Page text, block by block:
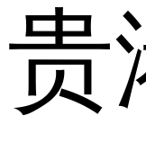
贵